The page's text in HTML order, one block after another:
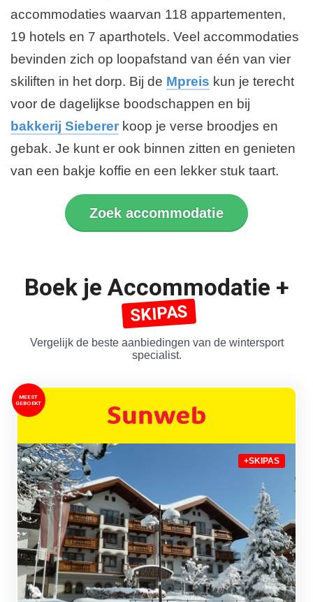
accommodaties waarvan 118 appartementen,
19 hotels en 7 aparthotels. Veel accommodaties
bevinden zich op loopafstand van één van vier
skiliften in het dorp. Bij de Mpreis kun je terecht
voor de dagelijkse boodschappen en bij
bakkerij Sieberer koop je verse broodjes en
gebak. Je kunt er ook binnen zitten en genieten
van een bakje koffie en een lekker stuk taart.
Zoek accommodatie
Boek je Accommodatie +
SKIPAS
Vergelijk de beste aanbiedingen van de wintersport
specialist.
MEEST
GEBOEKT
+SKIPAS